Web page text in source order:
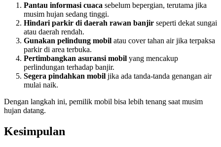
Pantau informasi cuaca sebelum bepergian, terutama jika
musim hujan sedang tinggi.
Hindari parkir di daerah rawan banjir seperti dekat sungai
atau daerah rendah.
Gunakan pelindung mobil atau cover tahan air jika terpaksa
parkir di area terbuka.
Pertimbangkan asuransi mobil yang mencakup
perlindungan terhadap banjir.
Segera pindahkan mobil jika ada tanda-tanda genangan air
mulai naik.
Dengan langkah ini, pemilik mobil bisa lebih tenang saat musim
hujan datang.
Kesimpulan